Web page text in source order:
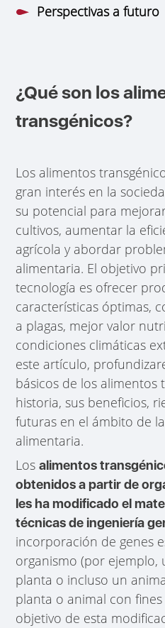
Perspectivas a futuro
¿Qué son los
transgénicos?
Los alimentos
gran interés en la
su potencial para
cultivos, aumentar la
agrícola y abordar
alimentaria. El objetivo
tecnología es ofrecer
características óptimas,
a plagas, mejor valor
condiciones climáticas
este artículo,
básicos de los alimentos
historia, sus beneficios,
futuras en el ámbito de
alimentaria.
Losalimentos
obtenidos a partir de
les ha modificado el
técnicas de ingeniería
incorporación de genes
organismo (por ejemplo,
planta o incluso un
planta o animal con
objetivo de esta